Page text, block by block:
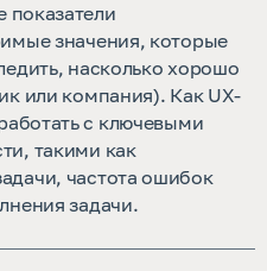
показатели
значения, которые
насколько хорошо
или компания). Как UX-
с ключевыми
такими как
частота ошибок
задачи.